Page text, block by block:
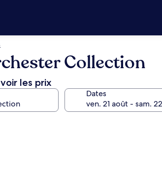
Collection
les prix
Dates